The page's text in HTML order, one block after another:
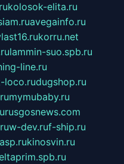
kolosok-elita.ru
avegainfo.ru
korru.net
lammin-suo.spb.ru
line.ru
loco.rudugshop.ru
mymubaby.ru
rusgosnews.com
w-dev.ruf-ship.ru
kinosvin.ru